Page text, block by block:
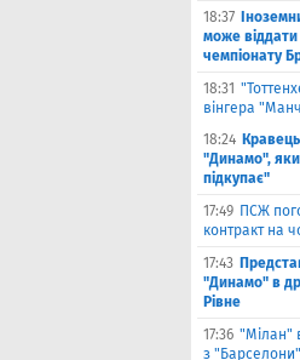
18:37
може
чемпіонату
18:31
вінгера
18:24
"Динамо",
підкупає"
17:49 ПСЖ
контракт на
17:43
"Динамо" в
Рівне
17:36 "Мілан"
з "Барселони"